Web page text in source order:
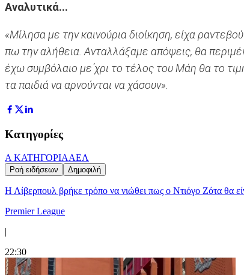
Αναλυτικά...
«Μίλησα με την καινούρια διοίκηση, είχα
πω την αλήθεια. Ανταλλάξαμε απόψεις, θα
έχω συμβόλαιο με΄χρι το τέλος του Μάη θα το
τα παιδιά να αρνούνται να χάσουν».
Κατηγορίες
Α ΚΑΤΗΓΟΡΙΑΑΕΛ
Ροή ειδήσεων Δημοφιλή
Η Λίβερπουλ βρήκε τρόπο να νιώθει πως ο Ντιόγο Ζότα θα
Premier League
|
22:30